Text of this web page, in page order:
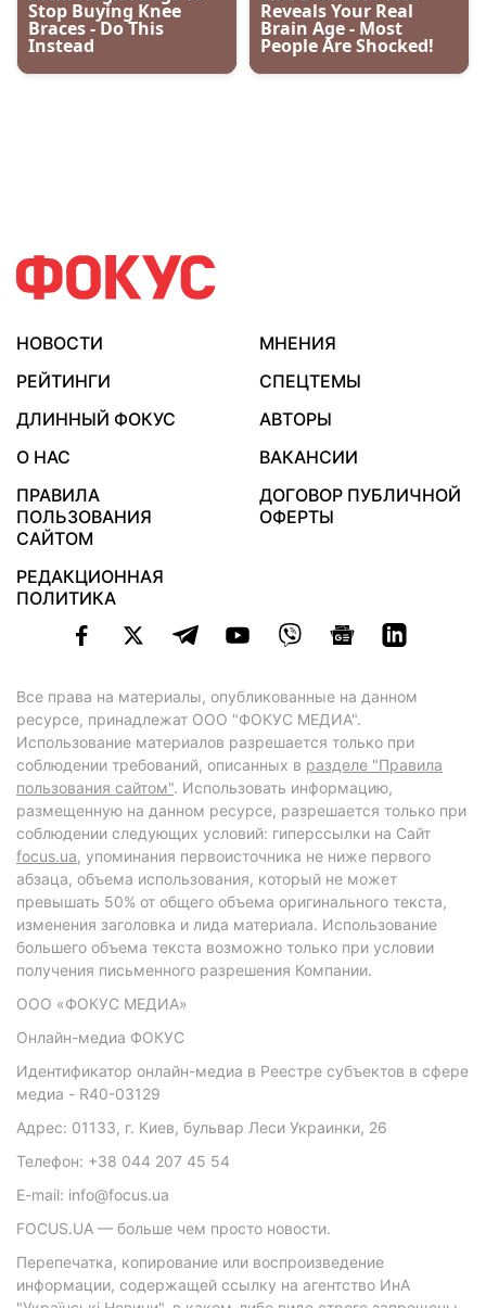
НОВОСТИ
МНЕНИЯ
РЕЙТИНГИ
СПЕЦТЕМЫ
ДЛИННЫЙ ФОКУС
АВТОРЫ
О НАС
ВАКАНСИИ
ПРАВИЛА
ПОЛЬЗОВАНИЯ
САЙТОМ
ДОГОВОР ПУБЛИЧНОЙ
ОФЕРТЫ
РЕДАКЦИОННАЯ
ПОЛИТИКА
Все права на материалы, опубликованные на данном
ресурсе, принадлежат ООО "ФОКУС МЕДИА".
Использование материалов разрешается только при
соблюдении требований, описанных в разделе "Правила
пользования сайтом". Использовать информацию,
размещенную на данном ресурсе, разрешается только при
соблюдении следующих условий: гиперссылки на Сайт
focus.ua, упоминания первоисточника не ниже первого
абзаца, объема использования, который не может
превышать 50% от общего объема оригинального текста,
изменения заголовка и лида материала. Использование
большего объема текста возможно только при условии
получения письменного разрешения Компании.
ООО «ФОКУС МЕДИА»
Онлайн-медиа ФОКУС
Идентификатор онлайн-медиа в Реестре субъектов в сфере
медиа - R40-03129
Адрес: 01133, г. Киев, бульвар Леси Украинки, 26
Телефон: +38 044 207 45 54
E-mail: info@focus.ua
FOCUS.UA — больше чем просто новости.
Перепечатка, копирование или воспроизведение
информации, содержащей ссылку на агентство ИнА